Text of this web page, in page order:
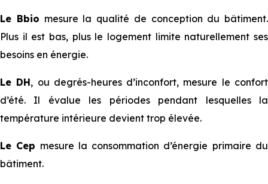
Le Bbio mesure la qualité de conception du bâtiment.
Plus il est bas, plus le logement limite naturellement ses
besoins en énergie.
Le DH, ou degrés-heures d’inconfort, mesure le confort
d’été. Il évalue les périodes pendant lesquelles la
température intérieure devient trop élevée.
Le Cep mesure la consommation d’énergie primaire du
bâtiment.